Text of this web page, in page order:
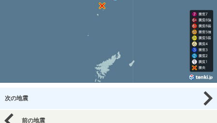
次の地震
前の地震